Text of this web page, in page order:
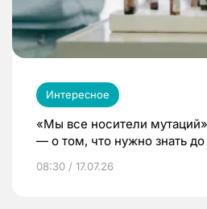
Интересное
«Мы все носители
— о том, что нужно знать
08:30 / 17.07.26